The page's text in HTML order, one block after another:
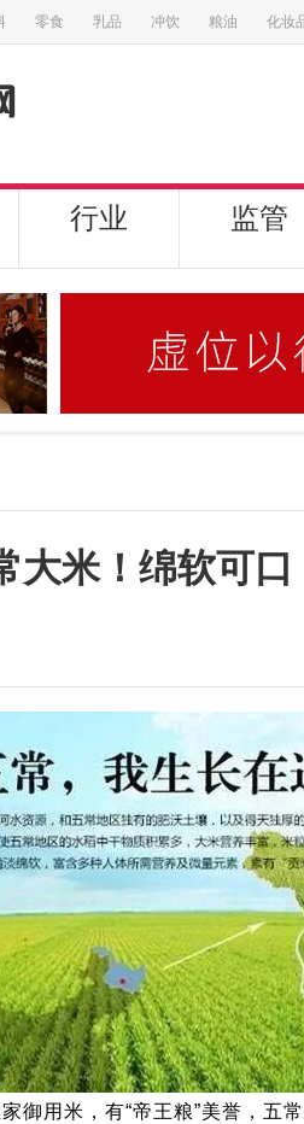
零食 乳品 冲饮 粮油 化妆
行业 监管
大米！绵软可
用米，有“帝王粮”美誉，五